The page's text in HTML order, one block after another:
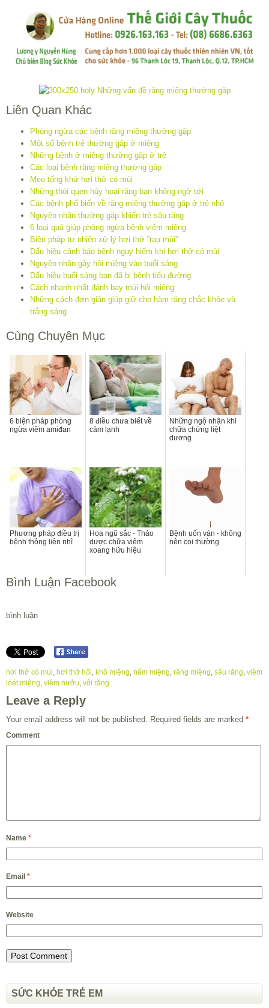
Liên Quan Khác
Phòng ngừa các bệnh răng miệng thường gặp
Một số bệnh trẻ thường gặp ở miệng
Những bệnh ở miệng thường gặp ở trẻ
Các loại bệnh răng miệng thường gặp
Mẹo tống khứ hơi thở có mùi
Những thói quen hủy hoại răng bạn không ngờ tới
Các bệnh phổ biến về răng miệng thường gặp ở trẻ nhỏ
Nguyên nhân thường gặp khiến trẻ sâu răng
6 loại quả giúp phòng ngừa bệnh viêm miệng
Biện pháp tự nhiên xử lý hơi thở ”rau mùi”
Dấu hiệu cảnh báo bệnh nguy hiểm khi hơi thở có mùi
Nguyên nhân gây hôi miệng vào buổi sáng
Dấu hiệu buổi sáng bạn đã bị bệnh tiểu đường
Cách nhanh nhất đánh bay mùi hôi miệng
Những cách đơn giản giúp giữ cho hàm răng chắc khỏe và
trắng sáng
Cùng Chuyên Mục
6 biện pháp phòng
ngừa viêm amiđan
8 điều chưa biết về
cảm lạnh
Những ngộ nhận khi
chữa chứng liệt
dương
Phương pháp điều trị
bệnh thông liên nhĩ
Hoa ngũ sắc - Thảo
dược chữa viêm
xoang hữu hiệu
Bệnh uốn ván - không
nên coi thường
Bình Luận Facebook
bình luận
hơi thở có mùi, hơi thở hôi, khô miệng, nấm miệng, răng miệng, sâu răng, viêm
loét miệng, viêm nướu, vôi răng
Leave a Reply
Your email address will not be published. Required fields are marked *
Comment
Name *
Email *
Website
SỨC KHỎE TRẺ EM